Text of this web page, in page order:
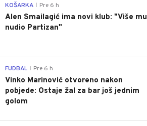
KOŠARKA Pre 6 h
Alen Smailagić ima novi klub: "Više mu
nudio Partizan"
FUDBAL Pre 6 h
Vinko Marinović otvoreno nakon
pobjede: Ostaje žal za bar još jednim
golom